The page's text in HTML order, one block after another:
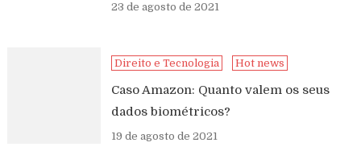
23 de agosto de 2021
Direito e Tecnologia Hot news
Caso Amazon: Quanto valem os seus
dados biométricos?
19 de agosto de 2021